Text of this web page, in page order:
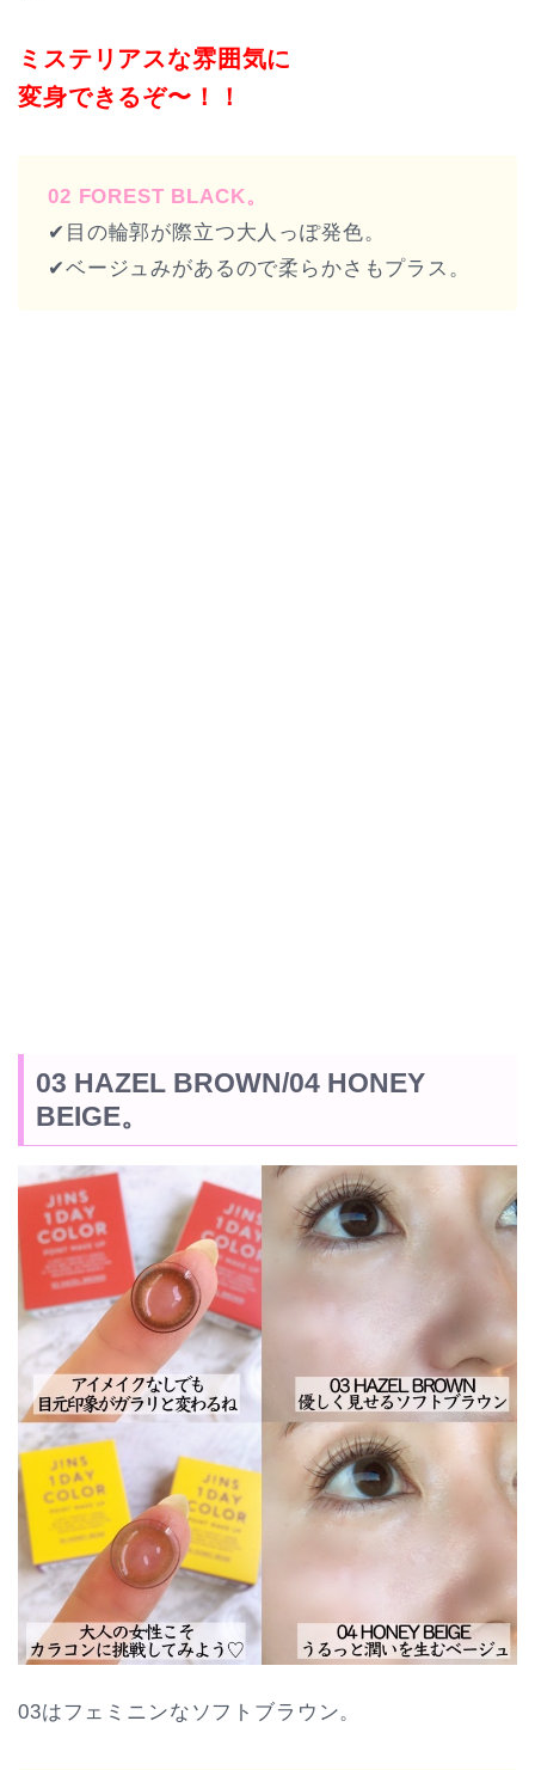
ミステリアスな雰囲気に
変身できるぞ〜！！
02 FOREST BLACK。
✔︎目の輪郭が際立つ大人っぽ発色。
✔︎ベージュみがあるので柔らかさもプラス。
03 HAZEL BROWN/04 HONEY
BEIGE。
03はフェミニンなソフトブラウン。